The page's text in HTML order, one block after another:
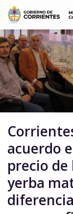
acuerdo
precio de
yerba